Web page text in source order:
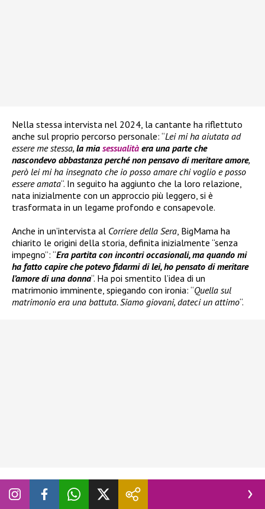
Nella stessa intervista nel 2024, la cantante ha riflettuto
anche sul proprio percorso personale: “Lei mi ha aiutata ad
essere me stessa, la mia sessualità era una parte che
nascondevo abbastanza perché non pensavo di meritare amore,
però lei mi ha insegnato che io posso amare chi voglio e posso
essere amata“. In seguito ha aggiunto che la loro relazione,
nata inizialmente con un approccio più leggero, si è
trasformata in un legame profondo e consapevole.
Anche in un’intervista al Corriere della Sera , BigMama ha
chiarito le origini della storia, definita inizialmente “senza
impegno”: “Era partita con incontri occasionali, ma quando mi
ha fatto capire che potevo fidarmi di lei, ho pensato di meritare
l’amore di una donna“. Ha poi smentito l’idea di un
matrimonio imminente, spiegando con ironia: “Quella sul
matrimonio era una battuta. Siamo giovani, dateci un attimo“.
Vita insieme, musica e crescita personale